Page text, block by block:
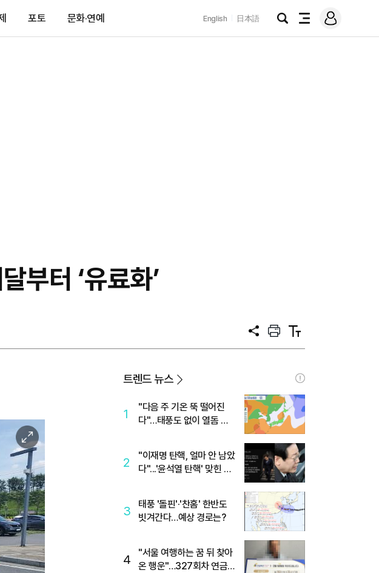
포토 문화·연예 English 日本語
검
전
메
그
부터 ‘유료화’
공
프
트
텍
트
이
미
지
확
대
트렌드 뉴스
1
"다음 주 기온 뚝 떨어진
다"…태풍도 없이 열돔 박
2
"이재명 탄핵, 얼마 안 남았
다"...'윤석열 탄핵' 맞힌 무
3
태풍 '돌핀'·'찬홈' 한반도
빗겨간다…예상 경로는?
4
"서울 여행하는 꿈 뒤 찾아
온 행운"…327회차 연금